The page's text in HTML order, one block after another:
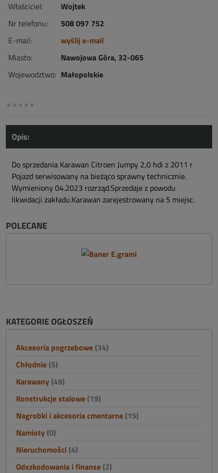
Właściciel:
Wojtek
Nr telefonu:
508 097 752
E-mail:
wyślij e-mail
Miasto:
Nawojowa Góra, 32-065
Wojewodztwo: Małopolskie
Opis:
Do sprzedania Karawan Citroen Jumpy 2,0 hdi z 2011 r
Pojazd serwisowany na bieżąco sprawny technicznie.
Wymieniony 04.2023 rozrząd.Sprzedaje z powodu
likwidacji zakładu.Karawan zarejestrowany na 5 miejsc.
POLECANE
KATEGORIE OGŁOSZEŃ
Akcesoria pogrzebowe (34)
Chłodnie (5)
Karawany (49)
Konstrukcje stalowe (19)
Nagrobki i akcesoria cmentarne (15)
Namioty (0)
Nieruchomości (4)
Odszkodowania i finanse (2)